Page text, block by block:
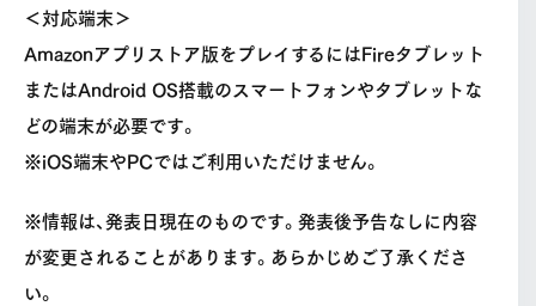
＜対応端末＞
Amazonアプリストア版をプレイするにはFireタブレット
またはAndroid OS搭載のスマートフォンやタブレットな
どの端末が必要です。
※iOS端末やPCではご利用いただけません。
※情報は、発表日現在のものです。発表後予告なしに内容
が変更されることがあります。あらかじめご了承くださ
い。